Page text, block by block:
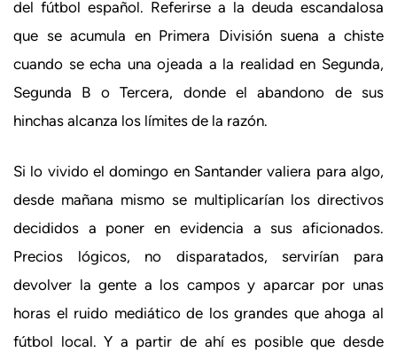
del fútbol español. Referirse a la deuda escandalosa
que se acumula en Primera División suena a chiste
cuando se echa una ojeada a la realidad en Segunda,
Segunda B o Tercera, donde el abandono de sus
hinchas alcanza los límites de la razón.
Si lo vivido el domingo en Santander valiera para algo,
desde mañana mismo se multiplicarían los directivos
decididos a poner en evidencia a sus aficionados.
Precios lógicos, no disparatados, servirían para
devolver la gente a los campos y aparcar por unas
horas el ruido mediático de los grandes que ahoga al
fútbol local. Y a partir de ahí es posible que desde